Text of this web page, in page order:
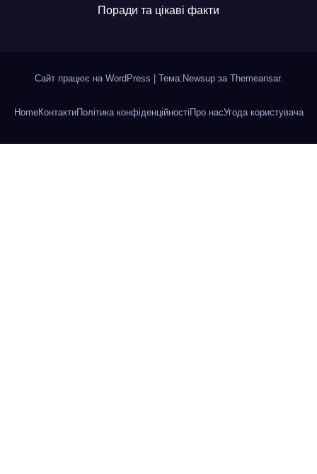
Поради та цікаві факти
Сайт працює на WordPress | Тема:Newsup за Themeansar.
HomeКонтактиПолітика конфіденційності Про насУгода користувача